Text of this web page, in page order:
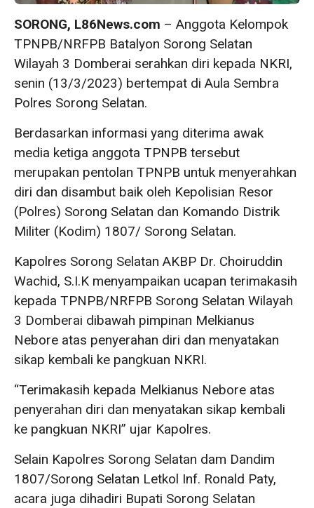
SORONG, L86News.com – Anggota Kelompok
TPNPB/NRFPB Batalyon Sorong Selatan
Wilayah 3 Domberai serahkan diri kepada NKRI,
senin (13/3/2023) bertempat di Aula Sembra
Polres Sorong Selatan.
Berdasarkan informasi yang diterima awak
media ketiga anggota TPNPB tersebut
merupakan pentolan TPNPB untuk menyerahkan
diri dan disambut baik oleh Kepolisian Resor
(Polres) Sorong Selatan dan Komando Distrik
Militer (Kodim) 1807/ Sorong Selatan.
Kapolres Sorong Selatan AKBP Dr. Choiruddin
Wachid, S.I.K menyampaikan ucapan terimakasih
kepada TPNPB/NRFPB Sorong Selatan Wilayah
3 Domberai dibawah pimpinan Melkianus
Nebore atas penyerahan diri dan menyatakan
sikap kembali ke pangkuan NKRI.
“Terimakasih kepada Melkianus Nebore atas
penyerahan diri dan menyatakan sikap kembali
ke pangkuan NKRI” ujar Kapolres.
Selain Kapolres Sorong Selatan dam Dandim
1807/Sorong Selatan Letkol Inf. Ronald Paty,
acara juga dihadiri Bupati Sorong Selatan